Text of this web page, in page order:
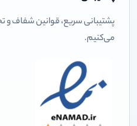
پشتیبانی سریع، قوانین شفاف و
می‌کنیم.